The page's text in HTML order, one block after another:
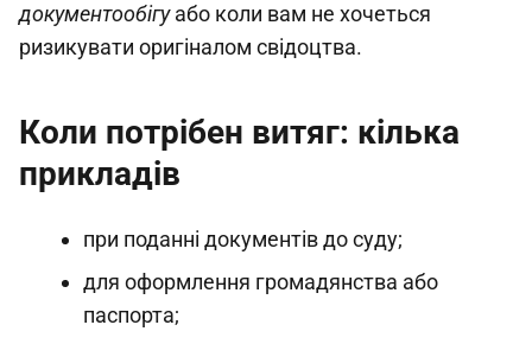
документообігуабо коли вам не хочеться
ризикувати оригіналом свідоцтва.
Коли потрібен витяг: кілька
прикладів
при поданні документів до суду;
для оформлення громадянства або
паспорта;